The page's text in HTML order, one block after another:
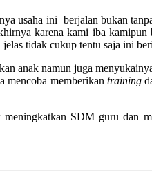
usaha ini berjalan bukan
karena kami iba kamipun
tidak cukup tentu saja ini
anak namun juga
mencoba memberikan training
SDM guru dan